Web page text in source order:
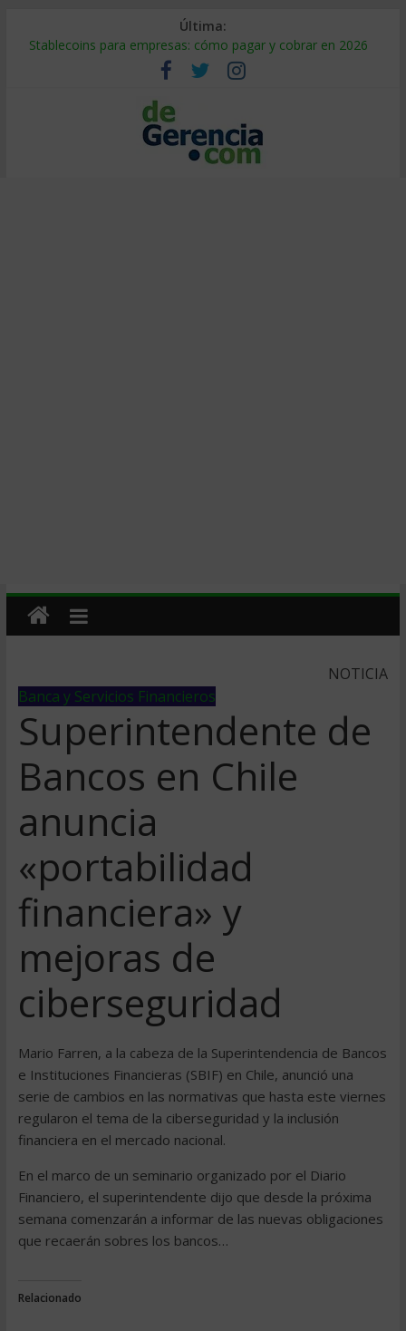
Última:
Stablecoins para empresas: cómo pagar y cobrar en 2026
Despido silencioso: qué es y por qué sale tan caro
IA en selección de personal: cómo auditarla a tiempo
Trabajo forzoso en la cadena de suministro: qué hacer
Mercado hispano de EE. UU.: cómo segmentarlo y venderle
NOTICIA
Banca y Servicios Financieros
Superintendente de
Bancos en Chile
anuncia
«portabilidad
financiera» y
mejoras de
ciberseguridad
Mario Farren, a la cabeza de la Superintendencia de Bancos
e Instituciones Financieras (SBIF) en Chile, anunció una
serie de cambios en las normativas que hasta este viernes
regularon el tema de la ciberseguridad y la inclusión
financiera en el mercado nacional.
En el marco de un seminario organizado por el Diario
Financiero, el superintendente dijo que desde la próxima
semana comenzarán a informar de las nuevas obligaciones
que recaerán sobres los bancos…
Relacionado